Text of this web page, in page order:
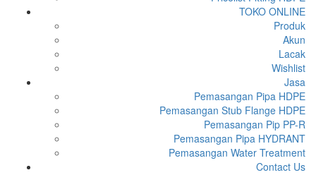
TOKO ONLINE
Produk
Akun
Lacak
Wishlist
Jasa
Pemasangan Pipa HDPE
Pemasangan Stub Flange HDPE
Pemasangan Pip PP-R
Pemasangan Pipa HYDRANT
Pemasangan Water Treatment
Contact Us